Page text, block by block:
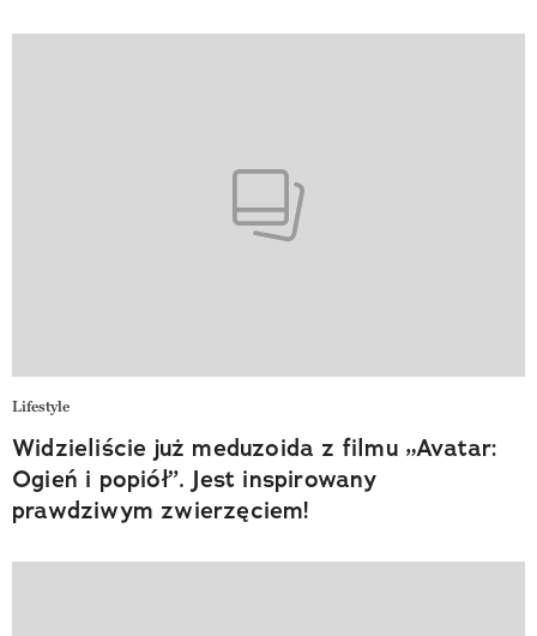
Lifestyle
Widzieliście już meduzoida z filmu „Avatar:
Ogień i popiół”. Jest inspirowany
prawdziwym zwierzęciem!